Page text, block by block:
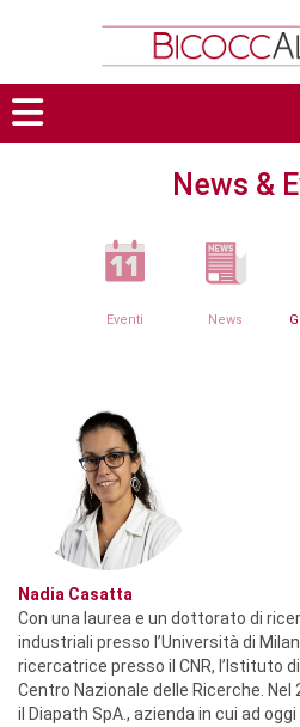
News &
Eventi News
Nadia Casatta
Con una laurea e un dottorato di
industriali presso l’Università di
ricercatrice presso il CNR, l’Istituto
Centro Nazionale delle Ricerche.
il Diapath SpA., azienda in cui ad